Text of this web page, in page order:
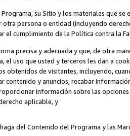
su Sitio y los materiales que se
otra persona o entidad (incluyendo
el cumplimiento de la Política contra la
precisa y adecuada y que, de otra
el uso que usted y terceros les dan a
obtenidos de visitantes, incluyendo,
contenido y anuncios, recabar
información sobre las
aplicable, y
del Contenido del Programa y las